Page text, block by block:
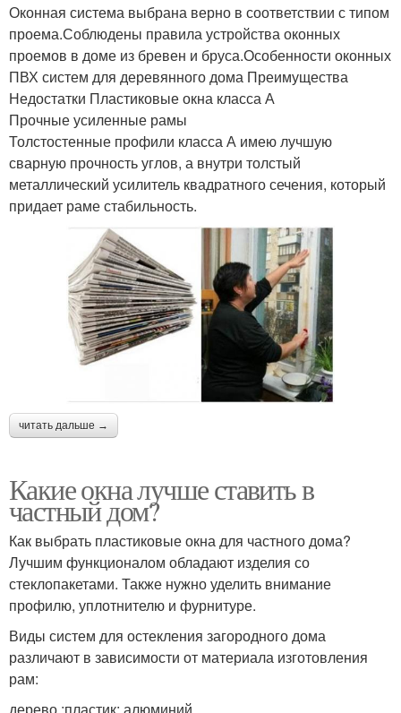
Оконная система выбрана верно в соответствии с типом
проема.Соблюдены правила устройства оконных
проемов в доме из бревен и бруса.Особенности оконных
ПВХ систем для деревянного дома Преимущества
Недостатки Пластиковые окна класса А
Прочные усиленные рамы
Толстостенные профили класса А имею лучшую
сварную прочность углов, а внутри толстый
металлический усилитель квадратного сечения, который
придает раме стабильность.
читать дальше →
Какие окна лучше ставить в
частный дом?
Как выбрать пластиковые окна для частного дома?
Лучшим функционалом обладают изделия со
стеклопакетами. Также нужно уделить внимание
профилю, уплотнителю и фурнитуре.
Виды систем для остекления загородного дома
различают в зависимости от материала изготовления
рам: